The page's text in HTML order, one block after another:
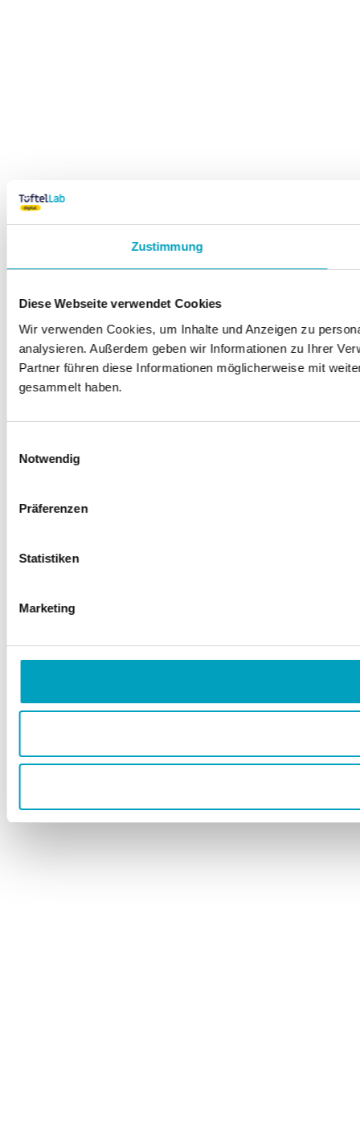
Zustimmung
Diese Webseite verwendet Cookies
Wir verwenden Cookies, um Inhalte und Anzeigen zu
analysieren. Außerdem geben wir Informationen zu Ihrer
Partner führen diese Informationen möglicherweise mit
gesammelt haben.
Notwendig
Präferenzen
Statistiken
Marketing